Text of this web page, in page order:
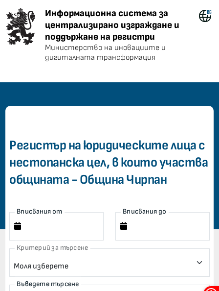
Информационна система за
Информационна система за
централизирано изграждане и
поддържане на регистри
Министерство на иновациите и
дигиталната трансформация
Регистър на юридическите лица с
нестопанска цел, в които участва
общината - Община Чирпан
Вписвания от Вписвания до
Критерий за търсене
Въведете търсене